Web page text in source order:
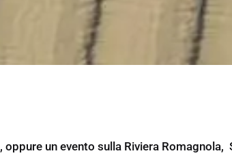
, oppure un evento sulla Riviera